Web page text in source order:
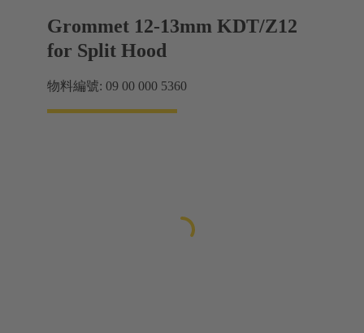
Grommet 12-13mm KDT/Z12
for Split Hood
物料編號: 09 00 000 5360